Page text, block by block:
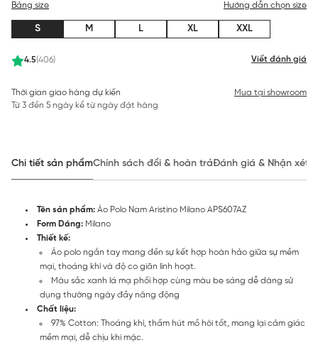
4.5(406) Viết đánh giá
Bảng size Hướng dẫn chọn size
S M L XL XXL
Thời gian giao hàng dự kiến
Từ 3 đến 5 ngày kể từ ngày đặt hàng
Mua tại showroom
Chi tiết sản phẩmChính sách đổi & hoàn trảĐánh giá & Nhận xét
Tên sản phẩm: Áo Polo Nam Aristino Milano APS607AZ
Form Dáng: Milano
Thiết kế:
Áo polo ngắn tay mang đến sự kết hợp hoàn hảo giữa sự mềm
mại, thoáng khí và độ co giãn linh hoạt.
Màu sắc xanh lá mạ phối hợp cùng màu be sáng dễ dàng sử
dụng thường ngày đầy năng động
Chất liệu:
97% Cotton: Thoáng khí, thấm hút mồ hôi tốt, mang lại cảm giác
mềm mại, dễ chịu khi mặc.